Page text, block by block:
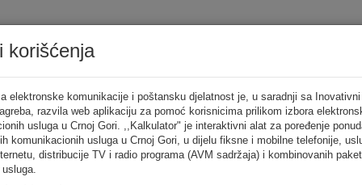
korišćenja
elektronske komunikacije i poštansku djelatnost je, u saradnji sa Inovativni
razvila web aplikaciju za pomoć korisnicima prilikom izbora
usluga u Crnoj Gori. ,,Kalkulator" je interaktivni alat za poređenje
komunikacionih usluga u Crnoj Gori, u dijelu fiksne i mobilne telefonije,
distribucije TV i radio programa (AVM sadržaja) i kombinovanih